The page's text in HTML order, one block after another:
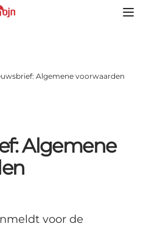
Algemene voorwaarden
Algemene
voor de